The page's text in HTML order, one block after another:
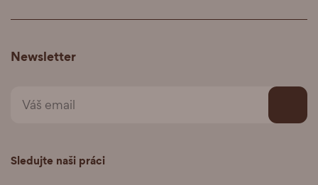
Newsletter
Sledujte naši práci